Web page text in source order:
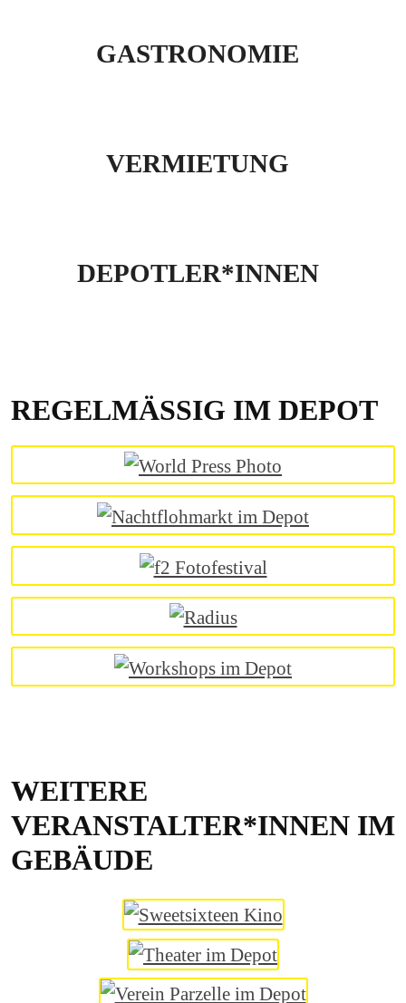
GASTRONOMIE
VERMIETUNG
DEPOTLER*INNEN
REGELMÄSSIG IM DEPOT
WEITERE
VERANSTALTER*INNEN IM
GEBÄUDE